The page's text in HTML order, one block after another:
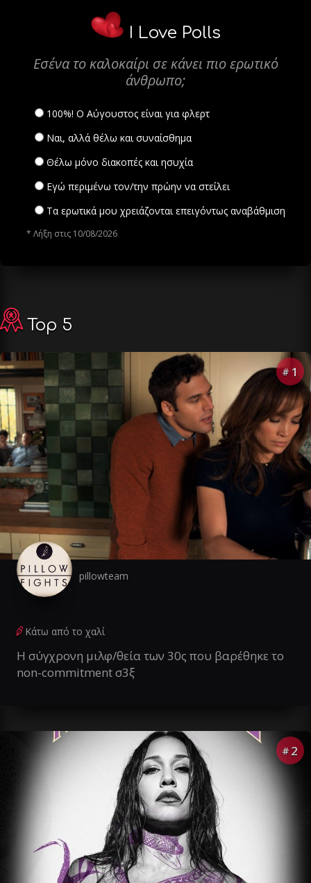
I Love Polls
Εσένα το καλοκαίρι σε κάνει πιο ερωτικό
άνθρωπο;
100%! Ο Αύγουστος είναι για φλερτ
Ναι, αλλά θέλω και συναίσθημα
Θέλω μόνο διακοπές και ησυχία
Εγώ περιμένω τον/την πρώην να στείλει
Τα ερωτικά μου χρειάζονται επειγόντως αναβάθμιση
* Λήξη στις 10/08/2026
Top 5
# 1
pillowteam
Κάτω από το χαλί
Η σύγχρονη μιλφ/θεία των 30ς που βαρέθηκε το
non-commitment σ3ξ
# 2